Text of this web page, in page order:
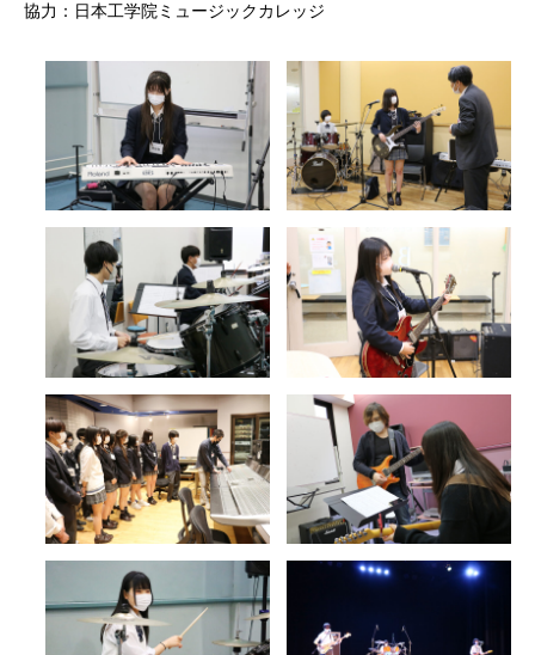
協力：日本工学院ミュージックカレッジ